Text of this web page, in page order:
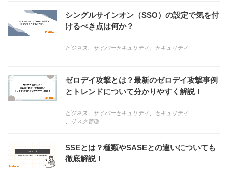
シングルサインオン（SSO）の設定で気を付
けるべき点は何か？
ビジネス サイバーセキュリティ セキュリティ
ゼロデイ攻撃とは？最新のゼロデイ攻撃事例
とトレンドについて分かりやすく解説！
ビジネス サイバーセキュリティ
セキュリティ
リスク管理
SSEとは？種類やSASEとの違いについても
徹底解説！